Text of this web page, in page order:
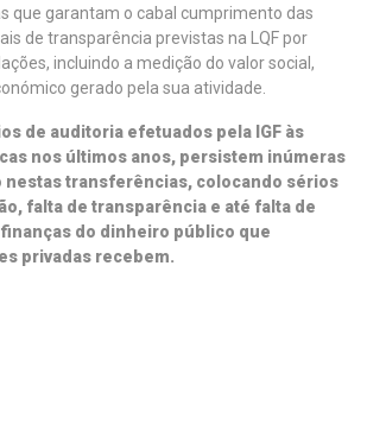
que garantam o cabal cumprimento das
de transparência previstas na LQF por
incluindo a medição do valor social,
gerado pela sua atividade.
de auditoria efetuados pela IGF às
nos últimos anos, persistem inúmeras
nestas transferências, colocando sérios
falta de transparência e até falta de
do dinheiro público que
privadas recebem.